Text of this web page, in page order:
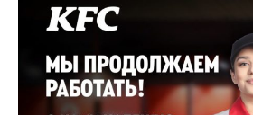
Перейти
содержанию